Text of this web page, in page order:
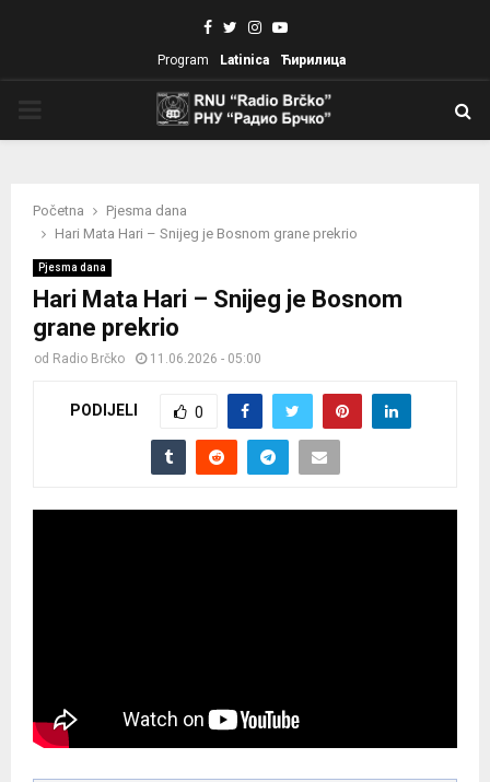
Facebook
TwitterInstagram
Youtube
Program Latinica Ћирилица
Početna
Pjesma dana
Hari Mata Hari – Snijeg je Bosnom grane prekrio
Pjesma dana
Hari Mata Hari – Snijeg je Bosnom
grane prekrio
od Radio Brčko 11.06.2026 - 05:00
PODIJELI 0